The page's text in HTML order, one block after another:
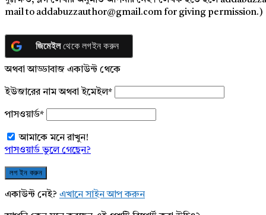
mail to addabuzzauthor@gmail.com for giving permission.)
জিমেইলথেকে লগইন করুন
অথবা আড্ডাবাজ একাউন্ট থেকে
ইউজারের নাম অথবা ইমেইল*
পাসওয়ার্ড*
আমাকে মনে রাখুন!
পাসওয়ার্ড ভুলে গেছেন?
একাউন্ট নেই? এখানে সাইন আপ করুন